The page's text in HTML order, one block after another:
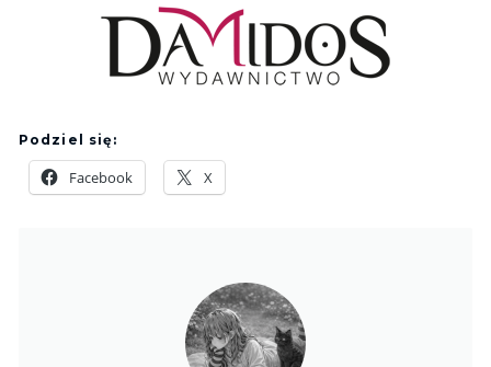
Podziel się:
Facebook X